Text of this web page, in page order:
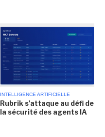
INTELLIGENCE ARTIFICIELLE
Rubrik s'attaque au défi de
la sécurité des agents IA